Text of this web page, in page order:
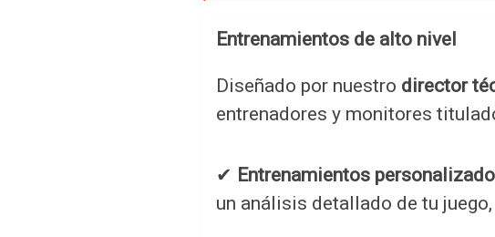
Entrenamientos de alto nivel
Diseñado por nuestro director
entrenadores y monitores
✔ Entrenamientos
un análisis detallado de tu